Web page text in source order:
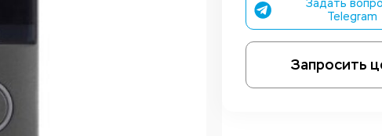
Задать
Telegram
Запросить